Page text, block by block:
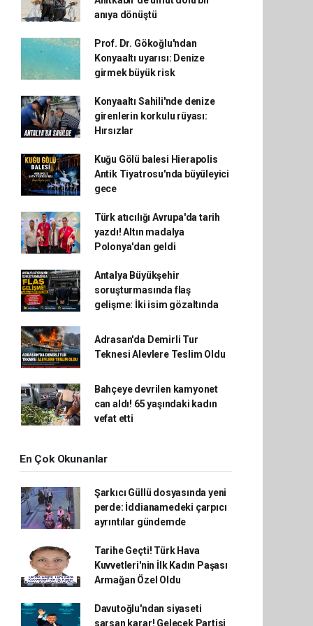
anıya dönüştü
Prof. Dr. Gökoğlu'ndan
Konyaaltı uyarısı: Denize
girmek büyük risk
Konyaaltı Sahili'nde denize
girenlerin korkulu rüyası:
Hırsızlar
Kuğu Gölü balesi Hierapolis
Antik Tiyatrosu'nda büyüleyici
gece
Türk atıcılığı Avrupa'da tarih
yazdı! Altın madalya
Polonya'dan geldi
Antalya Büyükşehir
soruşturmasında flaş
gelişme: İki isim gözaltında
Adrasan'da Demirli Tur
Teknesi Alevlere Teslim Oldu
Bahçeye devrilen kamyonet
can aldı! 65 yaşındaki kadın
vefat etti
En Çok Okunanlar
Şarkıcı Güllü dosyasında yeni
perde: İddianamedeki çarpıcı
ayrıntılar gündemde
Tarihe Geçti! Türk Hava
Kuvvetleri'nin İlk Kadın Paşası
Armağan Özel Oldu
Davutoğlu'ndan siyaseti
sarsan karar! Gelecek Partisi